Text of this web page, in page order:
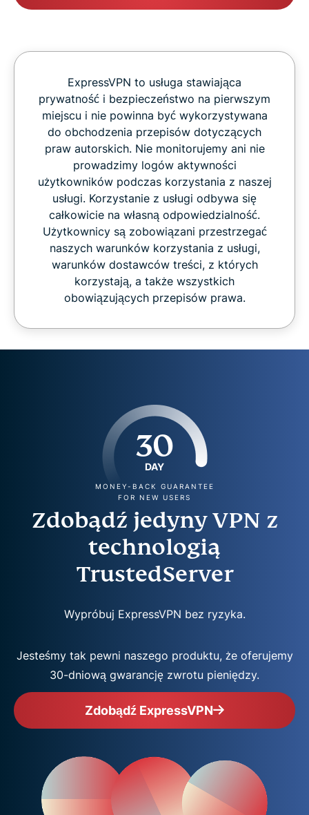
ExpressVPN to usługa stawiająca
prywatność i bezpieczeństwo na pierwszym
miejscu i nie powinna być wykorzystywana
do obchodzenia przepisów dotyczących
praw autorskich. Nie monitorujemy ani nie
prowadzimy logów aktywności
użytkowników podczas korzystania z naszej
usługi. Korzystanie z usługi odbywa się
całkowicie na własną odpowiedzialność.
Użytkownicy są zobowiązani przestrzegać
naszych warunków korzystania z usługi,
warunków dostawców treści, z których
korzystają, a także wszystkich
obowiązujących przepisów prawa.
30
DAY
MONEY-BACK GUARANTEE
FOR NEW USERS
Zdobądź jedyny VPN z
technologią
TrustedServer
Wypróbuj ExpressVPN bez ryzyka.
Jesteśmy tak pewni naszego produktu, że oferujemy
30-dniową gwarancję zwrotu pieniędzy.
Zdobądź ExpressVPN